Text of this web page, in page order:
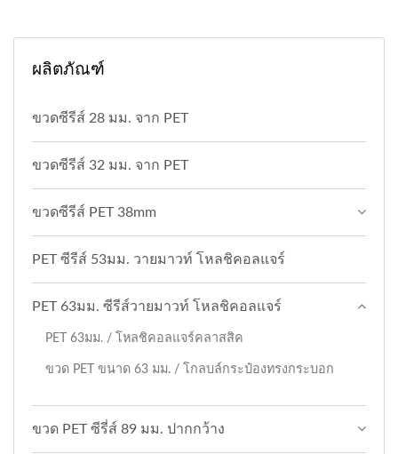
ผลิตภัณฑ์
ขวดซีรีส์ 28 มม. จาก PET
ขวดซีรีส์ 32 มม. จาก PET
ขวดซีรีส์ PET 38mm
PET ซีรีส์ 53มม. วายมาวท์ โหลชิคอลแจร์
PET 63มม. ซีรีส์วายมาวท์ โหลชิคอลแจร์
PET 63มม. / โหลชิคอลแจร์คลาสสิค
ขวด PET ขนาด 63 มม. / โกลบล์กระป๋องทรงกระบอก
ขวด PET ซีรี่ส์ 89 มม. ปากกว้าง